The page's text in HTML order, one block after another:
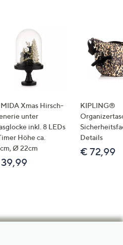
Xmas Hirsch-
unter
inkl. 8 LEDs
Höhe ca.
Ø 22cm
KIPLING®
Details
€ 72,99